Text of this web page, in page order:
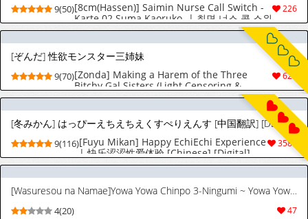
226
9(50)[8cm(Hassen)] Saimin Nurse Call Switch -
Karte 02 Suma Kaoruko- | 최면 너스 콜 스위
치 -진료기록 02 스마 카오루코- (COMIC
Luxuria vol.06) [Korean] [Digital]
[ぞんだ] 性欲モンスター三姉妹
627
9(70)[Zonda] Making a Harem of the Three
Bitchy Gal Sisters (Light Censoring &
Bonus)
[冬みかん] はっぴーえちえちえくすぺりえんす [中国翻訳] [DL版]
3586
9(116)[Fuyu Mikan] Happy EchiEchi Experience
| 快乐涩涩性爱体验 [Chinese] [Digital]
[Wasuresou na Namae]Yowa Yowa Chinpo 3-Ningumi ~ Yowa Yowa Chinpo no Shotaiken-Hen ~[AI翻译]
47
4(20)